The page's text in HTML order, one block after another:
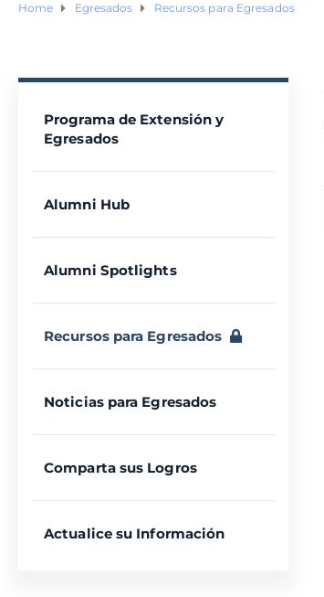
Home Egresados Recursos para Egresados
Programa de Extensión y
Egresados
Alumni Hub
Alumni Spotlights
Recursos para Egresados
Noticias para Egresados
Comparta sus Logros
Actualice su Información